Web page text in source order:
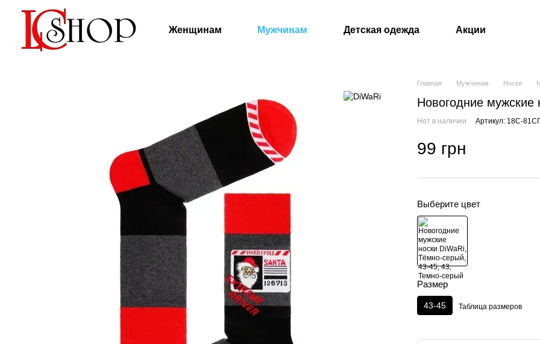
Перейти к основному контенту
Женщинам Мужчинам Детская одежда Акции
Главная Мужчинам Носки
Новогодние мужские
Нет в наличии Артикул: 18С-
99 грн
Выберите цвет
Размер
43-45 Таблица размеров